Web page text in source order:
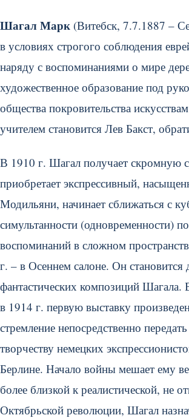
Шагал Марк (Витебск, 7.7.1887 –
в условиях строгого соблюдения
наряду с воспоминаниями о мире
художественное образование под
общества покровительства
учителем становится Лев Бакст,
В 1910 г. Шагал получает скромную
приобретает экспрессивный,
Модильяни, начинает сближаться с
симультанности (одновременности)
воспоминаний в сложном
г. – в Осеннем салоне. Он
фантастических композиций
в 1914 г. первую выставку
стремление непосредственно
творчеству немецких
Берлине. Начало войны мешает ему
более близкой к реалистической, не
Октябрьской революции, Шагал